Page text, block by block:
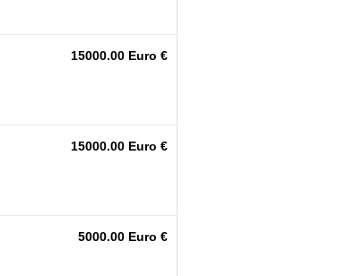
15000.00 Euro €
15000.00 Euro €
5000.00 Euro €